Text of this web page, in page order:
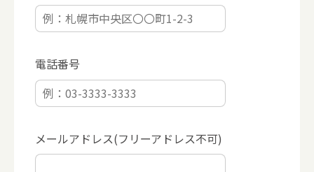
電話番号
メールアドレス(フリーアドレス不可)